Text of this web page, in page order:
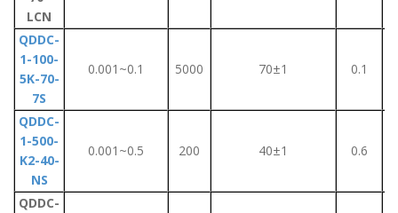
LCN
QDDC-
1-100-
5K-70-
7S
0.001~0.1 5000 70±1 0.1
QDDC-
1-500-
K2-40-
NS
0.001~0.5 200 40±1 0.6
QDDC-